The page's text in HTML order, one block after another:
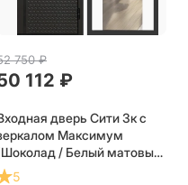
750 ₽
112 ₽
дверь Сити 3к с
Максимум
/ Белый матовый)
для установки в квартиру
5